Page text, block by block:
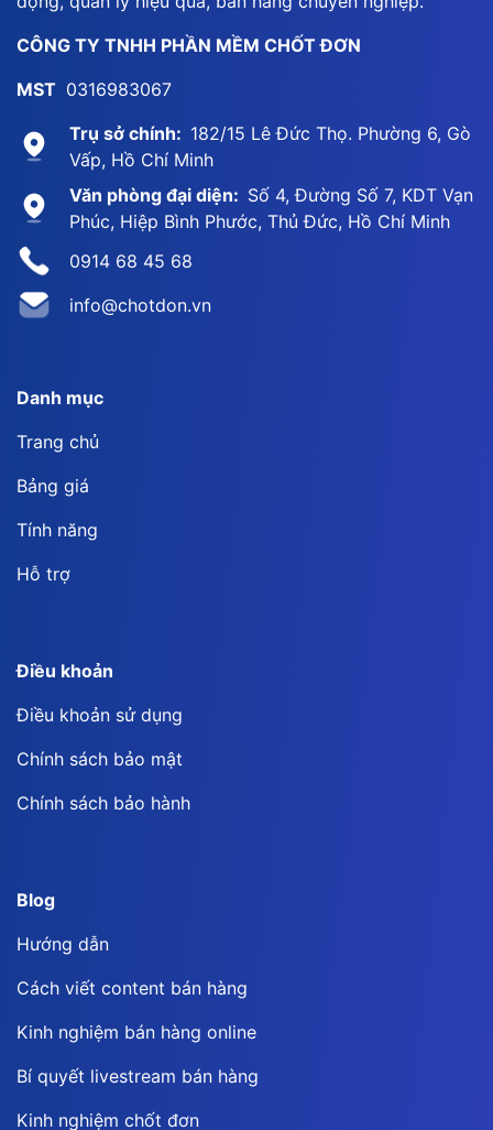
CÔNG TY TNHH PHẦN MỀM CHỐT ĐƠN
MST 0316983067
Trụ sở chính: 182/15 Lê Đức Thọ. Phường 6, Gò
Vấp, Hồ Chí Minh
Văn phòng đại diện: Số 4, Đường Số 7, KDT Vạn
Phúc, Hiệp Bình Phước, Thủ Đức, Hồ Chí Minh
0914 68 45 68
info@chotdon.vn
Danh mục
Trang chủ
Bảng giá
Tính năng
Hỗ trợ
Điều khoản
Điều khoản sử dụng
Chính sách bảo mật
Chính sách bảo hành
Blog
Hướng dẫn
Cách viết content bán hàng
Kinh nghiệm bán hàng online
Bí quyết livestream bán hàng
Kinh nghiệm chốt đơn